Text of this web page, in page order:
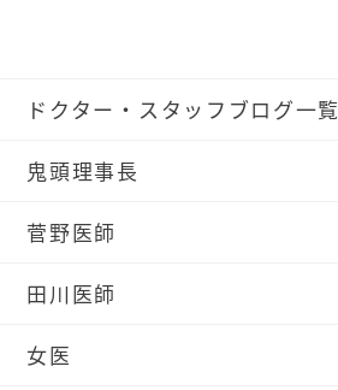
ドクター・スタッフブログ一覧
鬼頭理事長
菅野医師
田川医師
女医